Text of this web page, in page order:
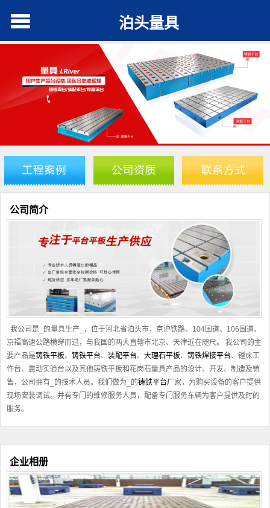
泊头量具
公司简介
我公司是_的量具生产_，位于河北省泊头市，京沪铁路、104国道、106国道、
京福高速公路横穿而过，与我国的两大直辖市北京、天津近在咫尺。 我公司的主
要产品是铸铁平板、 铸铁平台、 装配平台、 大理石平板、 铸铁焊接平台、镗床工
作台、震动实验台以及其他铸铁平板和花岗石量具产品的设计、开发、制造及销
售，公司拥有_的技术人员。我们做为_的铸铁平台厂家，为购买设备的客户提供
现场安装调试。并有专门的维修服务人员，配备专门服务车辆为客户提供及时的
服务。
企业相册